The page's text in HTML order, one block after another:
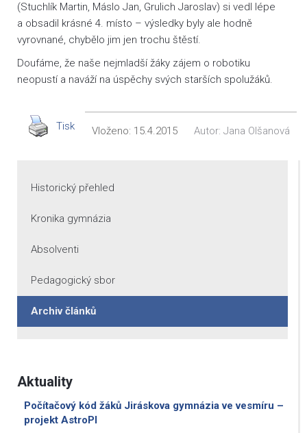
(Stuchlík Martin, Máslo Jan, Grulich Jaroslav) si vedl lépe
a obsadil krásné 4. místo – výsledky byly ale hodně
vyrovnané, chybělo jim jen trochu štěstí.
Doufáme, že naše nejmladší žáky zájem o robotiku
neopustí a naváží na úspěchy svých starších spolužáků.
Tisk Vloženo: 15.4.2015 Autor: Jana Olšanová
Historický přehled
Kronika gymnázia
Absolventi
Pedagogický sbor
Archiv článků
Aktuality
Počítačový kód žáků Jiráskova gymnázia ve vesmíru –
projekt AstroPI